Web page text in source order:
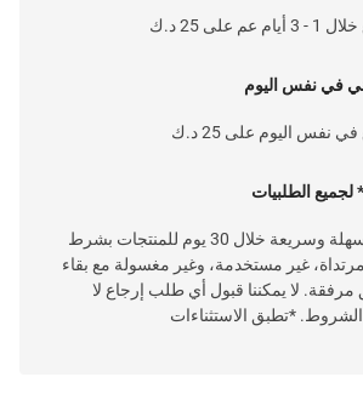
على 25 د.ك
في نفس اليوم
نفس اليوم على 25 د.ك
لجميع الطلبيات
خدمة إرجاع سهلة وسريعة خلال 30 يوم للمنتجات بشرط
غير مستخدمة، وغير مغسولة مع بقاء
مرفقة. لا يمكننا قبول أي طلب إرجاع لا
*تطبق الاستثناءات